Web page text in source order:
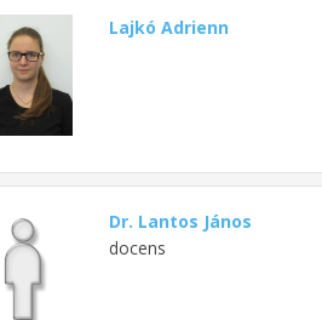
Lajkó Adrienn
Dr. Lantos János
docens